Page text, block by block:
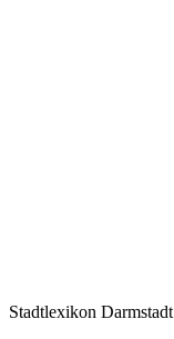
Stadtlexikon Darmstadt